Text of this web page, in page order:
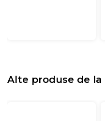
Alte produse de la